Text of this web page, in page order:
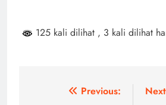
125 kali dilihat , 3 kali dilihat
NavigasiPrevious: